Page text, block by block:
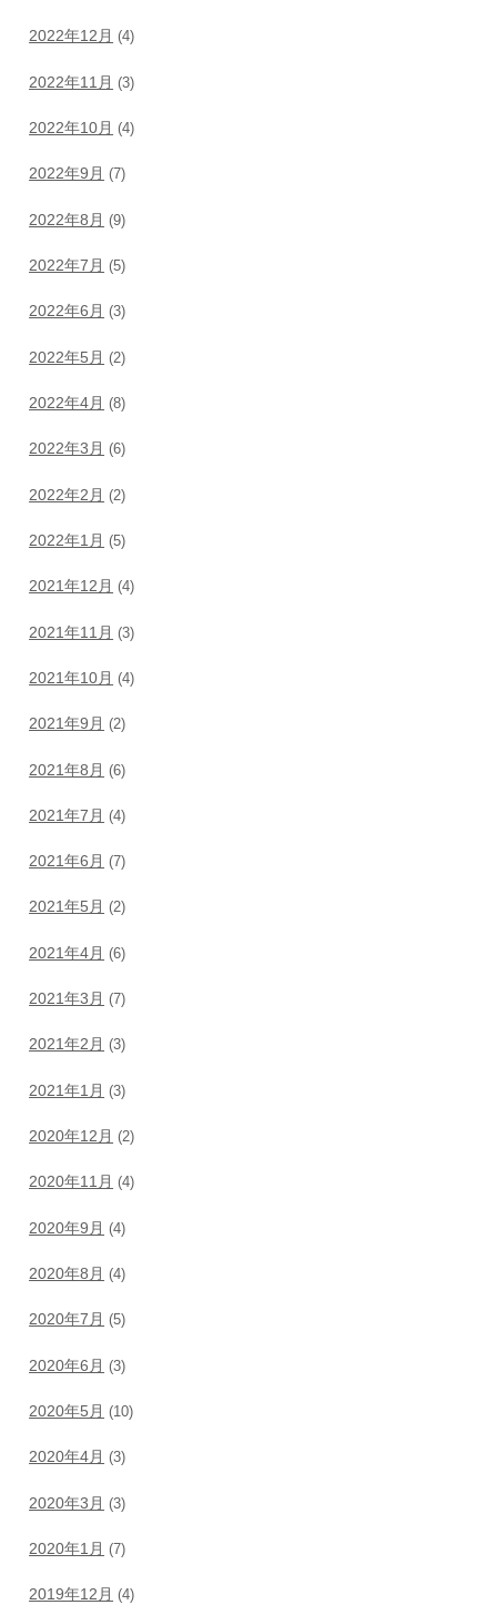
2022年12月 (4)
2022年11月 (3)
2022年10月 (4)
2022年9月 (7)
2022年8月 (9)
2022年7月 (5)
2022年6月 (3)
2022年5月 (2)
2022年4月 (8)
2022年3月 (6)
2022年2月 (2)
2022年1月 (5)
2021年12月 (4)
2021年11月 (3)
2021年10月 (4)
2021年9月 (2)
2021年8月 (6)
2021年7月 (4)
2021年6月 (7)
2021年5月 (2)
2021年4月 (6)
2021年3月 (7)
2021年2月 (3)
2021年1月 (3)
2020年12月 (2)
2020年11月 (4)
2020年9月 (4)
2020年8月 (4)
2020年7月 (5)
2020年6月 (3)
2020年5月 (10)
2020年4月 (3)
2020年3月 (3)
2020年1月 (7)
2019年12月 (4)